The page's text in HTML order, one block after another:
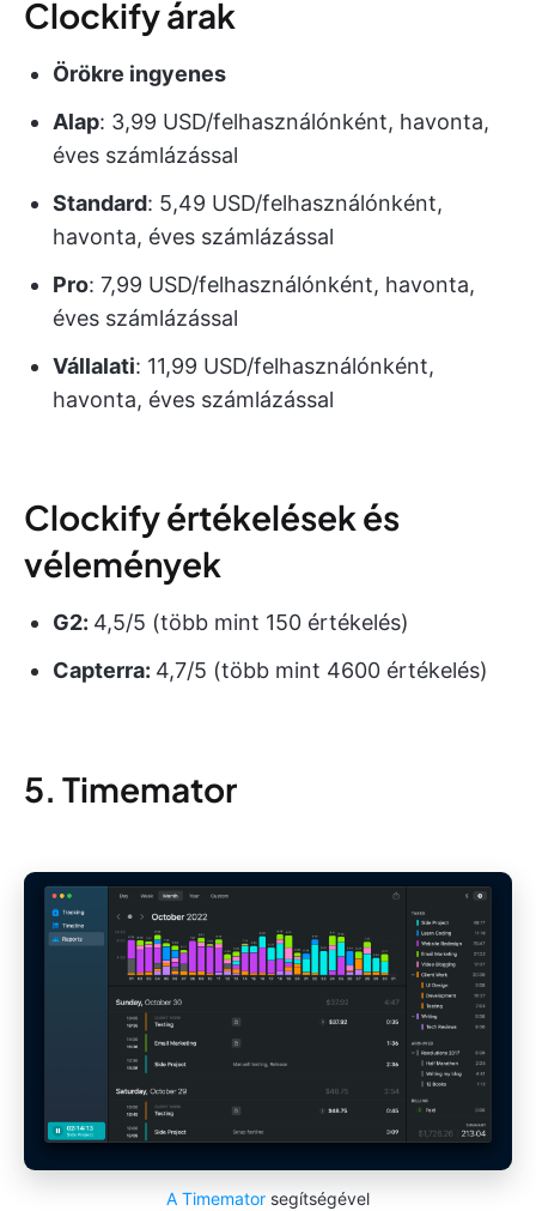
Clockify árak
Örökre ingyenes
Alap: 3,99 USD/felhasználónként, havonta,
éves számlázással
Standard: 5,49 USD/felhasználónként,
havonta, éves számlázással
Pro: 7,99 USD/felhasználónként, havonta,
éves számlázással
Vállalati: 11,99 USD/felhasználónként,
havonta, éves számlázással
Clockify értékelések és
vélemények
G2: 4,5/5 (több mint 150 értékelés)
Capterra: 4,7/5 (több mint 4600 értékelés)
5. Timemator
A Timemator segítségével